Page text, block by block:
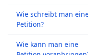
Wie schreibt man
Petition?
Wie kann man eine